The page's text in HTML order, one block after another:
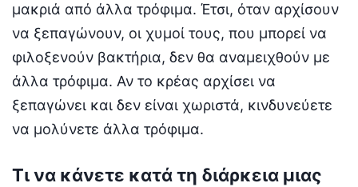
μακριά από άλλα τρόφιμα. Έτσι, όταν αρχίσουν
να ξεπαγώνουν, οι χυμοί τους, που μπορεί να
φιλοξενούν βακτήρια, δεν θα αναμειχθούν με
άλλα τρόφιμα. Αν το κρέας αρχίσει να
ξεπαγώνει και δεν είναι χωριστά, κινδυνεύετε
να μολύνετε άλλα τρόφιμα.
Τι να κάνετε κατά τη διάρκεια μιας